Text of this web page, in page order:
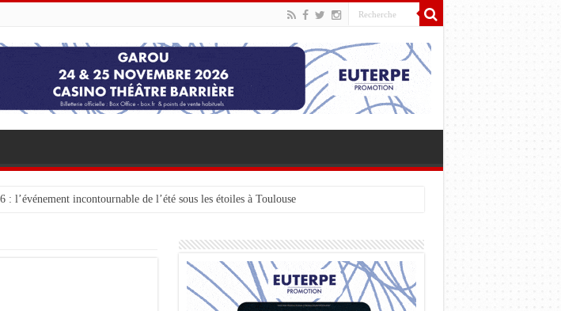
: l’événement incontournable de l’été sous les étoiles à Toulouse